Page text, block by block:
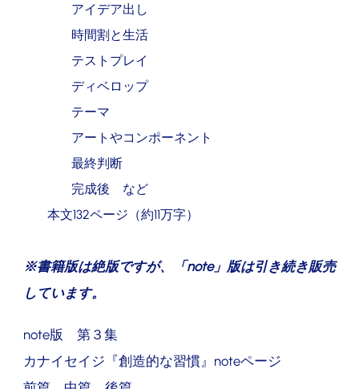
アイデア出し
時間割と生活
テストプレイ
ディベロップ
テーマ
アートやコンポーネント
最終判断
完成後 など
本文132ページ（約11万字）
※書籍版は絶版ですが、「note」版は引き続き販売
しています。
note版 第３集
カナイセイジ『創造的な習慣』noteページ